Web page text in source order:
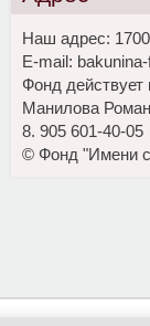
Наш адрес:
E-mail:
Фонд действует
Манилова
8. 905 601-40-05
© Фонд "Имени